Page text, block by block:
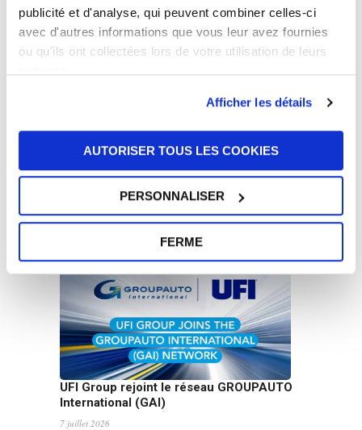
publicité et d'analyse, qui peuvent combiner celles-ci
avec d'autres informations que vous leur avez fournies
ou qu'ils ont collectées lors de votre utilisation de leurs
Afficher les détails
AUTORISER TOUS LES COOKIES
PERSONNALISER
FERME
Autres
Nouvelles
UFI Group rejoint le réseau GROUPAUTO
International (GAI)
7 juillet 2026